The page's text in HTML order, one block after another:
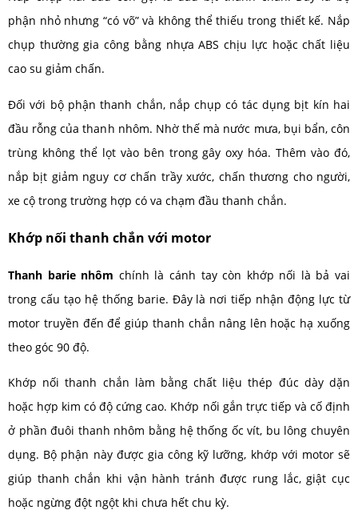
phận nhỏ nhưng “có võ” và không thể thiếu trong thiết kế. Nắp
chụp thường gia công bằng nhựa ABS chịu lực hoặc chất liệu
cao su giảm chấn.
Đối với bộ phận thanh chắn, nắp chụp có tác dụng bịt kín hai
đầu rỗng của thanh nhôm. Nhờ thế mà nước mưa, bụi bẩn, côn
trùng không thể lọt vào bên trong gây oxy hóa. Thêm vào đó,
nắp bịt giảm nguy cơ chấn trầy xước, chấn thương cho người,
xe cộ trong trường hợp có va chạm đầu thanh chắn.
Khớp nối thanh chắn với motor
Thanh barie nhôm chính là cánh tay còn khớp nối là bả vai
trong cấu tạo hệ thống barie. Đây là nơi tiếp nhận động lực từ
motor truyền đến để giúp thanh chắn nâng lên hoặc hạ xuống
theo góc 90 độ.
Khớp nối thanh chắn làm bằng chất liệu thép đúc dày dặn
hoặc hợp kim có độ cứng cao. Khớp nối gắn trực tiếp và cố định
ở phần đuôi thanh nhôm bằng hệ thống ốc vít, bu lông chuyên
dụng. Bộ phận này được gia công kỹ lưỡng, khớp với motor sẽ
giúp thanh chắn khi vận hành tránh được rung lắc, giật cục
hoặc ngừng đột ngột khi chưa hết chu kỳ.